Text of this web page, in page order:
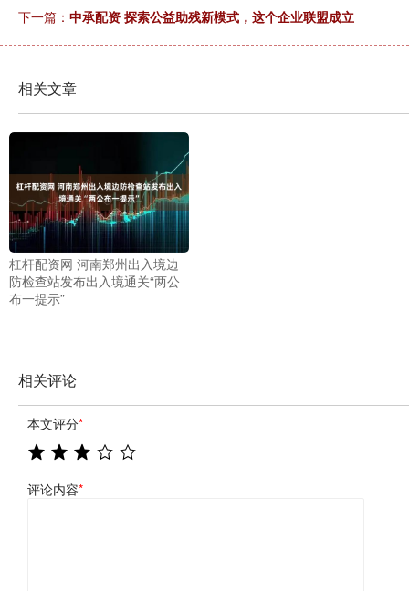
下一篇： 中承配资 探索公益助残新模式，这个企业联盟成立
相关文章
杠杆配资网 河南郑州出入境边
防检查站发布出入境通关“两公
布一提示”
相关评论
本文评分*
评论内容*